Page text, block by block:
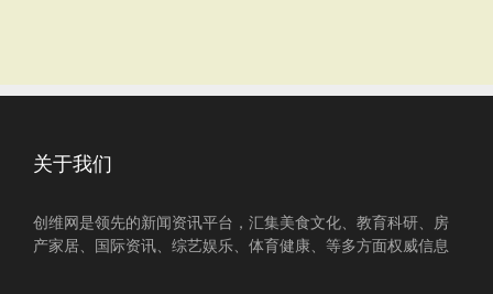
关于我们
创维网是领先的新闻资讯平台，汇集美食文化、教育科研、房
产家居、国际资讯、综艺娱乐、体育健康、等多方面权威信息